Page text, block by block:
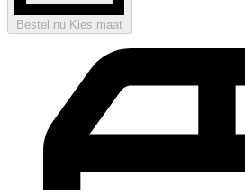
Bestel nu Kies maat